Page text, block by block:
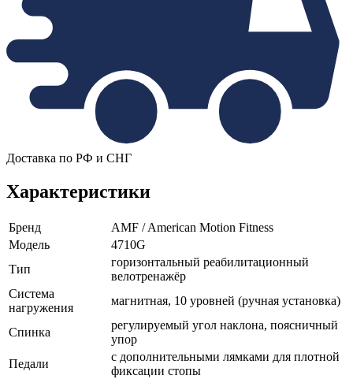
Доставка по РФ и СНГ
Характеристики
Бренд
AMF / American Motion Fitness
Модель
4710G
Тип
горизонтальный реабилитационный
велотренажёр
Система
нагружения
магнитная, 10 уровней (ручная установка)
Спинка
регулируемый угол наклона, поясничный
упор
Педали
с дополнительными лямками для плотной
фиксации стопы